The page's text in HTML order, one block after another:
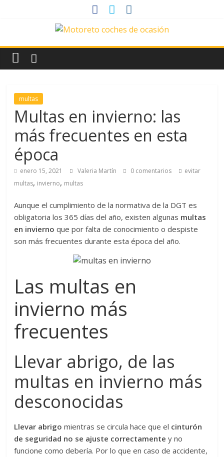
News
Motoreto
Noticias
coches
ocasión
multas
Multas en invierno: las
más frecuentes en esta
época
enero 15, 2021 Valeria Martín 0 comentarios
evitar
multas, invierno, multas
Aunque el cumplimiento de la normativa de la DGT es
obligatoria los 365 días del año, existen algunas multas
en invierno que por falta de conocimiento o despiste
son más frecuentes durante esta época del año.
Las multas en
invierno más
frecuentes
Llevar abrigo, de las
multas en invierno más
desconocidas
Llevar abrigomientras se circula hace que el cinturón
de seguridad no se ajuste correctamente y no
funcione como debería. Por lo que en caso de accidente,